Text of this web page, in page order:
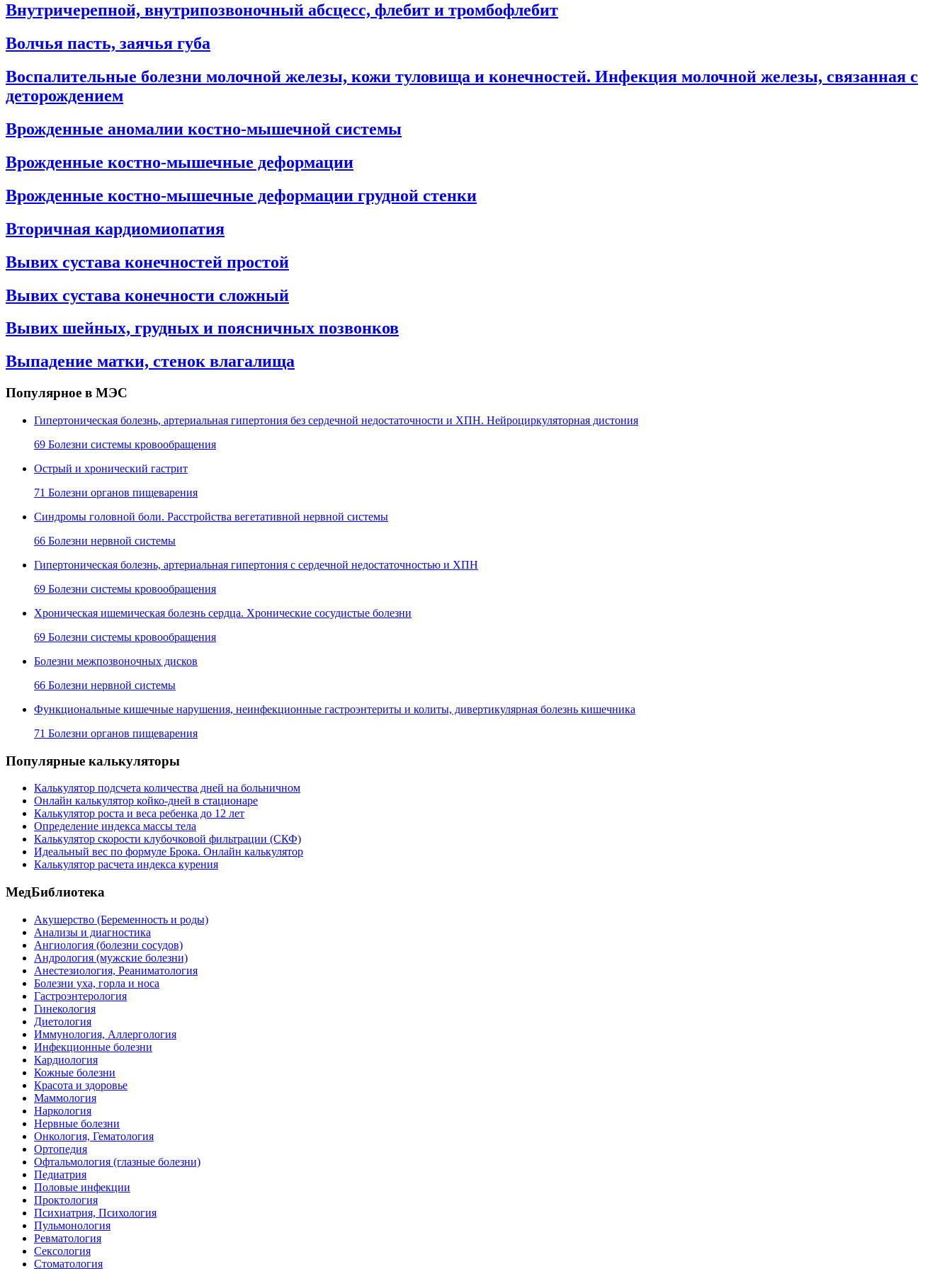
Внутричерепной, внутрипозвоночный абсцесс, флебит и тромбофлебит
Волчья пасть, заячья губа
Воспалительные болезни молочной железы, кожи туловища и конечностей. Инфекция молочной железы, связанная с
деторождением
Врожденные аномалии костно-мышечной системы
Врожденные костно-мышечные деформации
Врожденные костно-мышечные деформации грудной стенки
Вторичная кардиомиопатия
Вывих сустава конечностей простой
Вывих сустава конечности сложный
Вывих шейных, грудных и поясничных позвонков
Выпадение матки, стенок влагалища
Популярное в МЭС
Гипертоническая болезнь, артериальная гипертония без сердечной недостаточности и ХПН. Нейроциркуляторная дистония
69 Болезни системы кровообращения
Острый и хронический гастрит
71 Болезни органов пищеварения
Синдромы головной боли. Расстройства вегетативной нервной системы
66 Болезни нервной системы
Гипертоническая болезнь, артериальная гипертония с сердечной недостаточностью и ХПН
69 Болезни системы кровообращения
Хроническая ишемическая болезнь сердца. Хронические сосудистые болезни
69 Болезни системы кровообращения
Болезни межпозвоночных дисков
66 Болезни нервной системы
Функциональные кишечные нарушения, неинфекционные гастроэнтериты и колиты, дивертикулярная болезнь кишечника
71 Болезни органов пищеварения
Популярные калькуляторы
Калькулятор подсчета количества дней на больничном
Онлайн калькулятор койко-дней в стационаре
Калькулятор роста и веса ребенка до 12 лет
Определение индекса массы тела
Калькулятор скорости клубочковой фильтрации (СКФ)
Идеальный вес по формуле Брока. Онлайн калькулятор
Калькулятор расчета индекса курения
МедБиблиотека
Акушерство (Беременность и роды)
Анализы и диагностика
Ангиология (болезни сосудов)
Андрология (мужские болезни)
Анестезиология, Реаниматология
Болезни уха, горла и носа
Гастроэнтерология
Гинекология
Диетология
Иммунология, Аллергология
Инфекционные болезни
Кардиология
Кожные болезни
Красота и здоровье
Маммология
Наркология
Нервные болезни
Онкология, Гематология
Ортопедия
Офтальмология (глазные болезни)
Педиатрия
Половые инфекции
Проктология
Психиатрия, Психология
Пульмонология
Ревматология
Сексология
Стоматология